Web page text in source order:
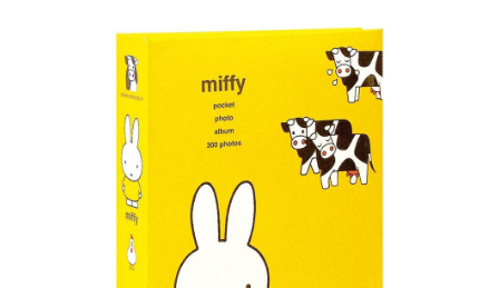
台紙にコメントが書けるスペース付きのアルバム
メーカー希望小売価格：